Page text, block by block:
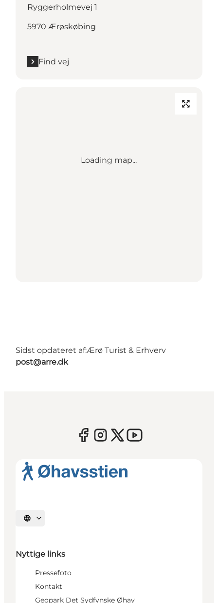
Ryggerholmevej 1
5970 Ærøskøbing
Find vej
Loading map...
Sidst opdateret af:Ærø Turist & Erhverv
post@arre.dk
Vælg sprog
Nyttige links
Pressefoto
Kontakt
Geopark Det Sydfynske Øhav